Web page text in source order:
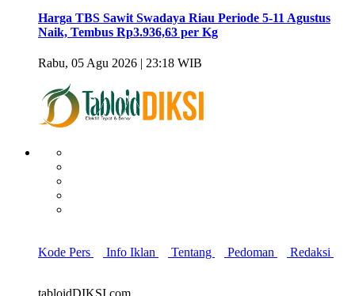
Harga TBS Sawit Swadaya Riau Periode 5-11 Agustus
Naik, Tembus Rp3.936,63 per Kg
Rabu, 05 Agu 2026 | 23:18 WIB
Kode Pers Info Iklan Tentang Pedoman Redaksi
tabloidDIKSI.com